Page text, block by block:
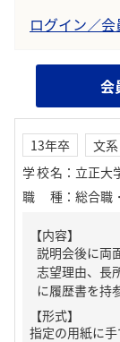
ログイン／
会
13年卒 文系
学校名 ： 立正大
職種 ： 総合職
【内容】
説明会後に両
志望理由、長
に履歴書を持
【形式】
指定の用紙に手